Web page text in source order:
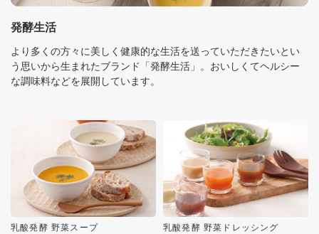
発酵生活
より多くの方々に美しく健康的な生活を送っていただきたいとい
う思いから生まれたブランド「発酵生活」。おいしくてヘルシー
な調味料などを展開しています。
乳酸発酵 野菜スープ 乳酸発酵 野菜ドレッシング